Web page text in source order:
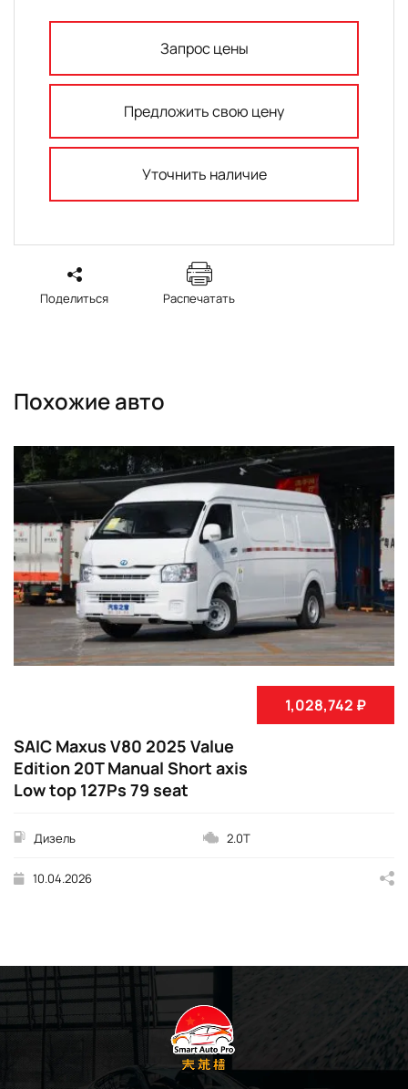
Запрос цены
Предложить свою цену
Уточнить наличие
Поделиться Распечатать
Похожие авто
1,028,742 ₽
SAIC Maxus V80 2025 Value
Edition 20T Manual Short axis
Low top 127Ps 79 seat
Дизель 2.0T
10.04.2026